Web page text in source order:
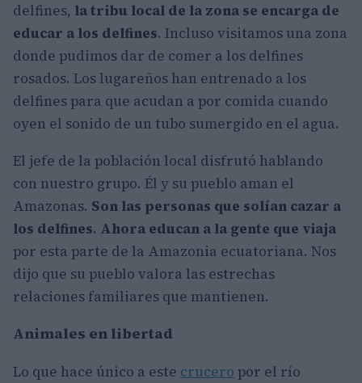
delfines, la tribu local de la zona se encarga de
educar a los delfines. Incluso visitamos una zona
donde pudimos dar de comer a los delfines
rosados. Los lugareños han entrenado a los
delfines para que acudan a por comida cuando
oyen el sonido de un tubo sumergido en el agua.
El jefe de la población local disfrutó hablando
con nuestro grupo. Él y su pueblo aman el
Amazonas. Son las personas que solían cazar a
los delfines. Ahora educan a la gente que viaja
por esta parte de la Amazonia ecuatoriana. Nos
dijo que su pueblo valora las estrechas
relaciones familiares que mantienen.
Animales en libertad
Lo que hace único a este crucero por el río